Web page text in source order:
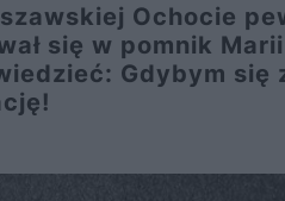
Ochocie
się w pomnik
Gdybym się